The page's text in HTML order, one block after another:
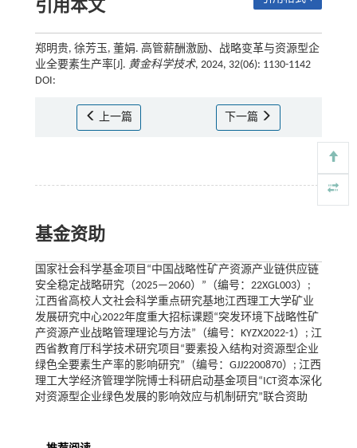
引用本文
郑明贵, 徐芳玉, 董娟. 高管薪酬激励、战略变革与资源型企
业全要素生产率[J]. 黄金科学技术, 2024, 32(06): 1130-1142
DOI:
上一篇 下一篇
基金资助
国家社会科学基金项目“中国战略性矿产资源产业链供应链
安全稳定战略研究（2025—2060）”（编号：22XGL003）;
江西省高校人文社会科学重点研究基地江西理工大学矿业
发展研究中心2022年度重大招标课题“突发环境下战略性矿
产资源产业战略管理理论与方法”（编号：KYZX2022-1）; 江
西省教育厅科学技术研究项目“要素投入结构对资源型企业
绿色全要素生产率的影响研究”（编号：GJJ2200870）; 江西
理工大学经济管理学院博士科研启动基金项目“ICT资本深化
对资源型企业绿色发展的影响效应与机制研究”联合资助